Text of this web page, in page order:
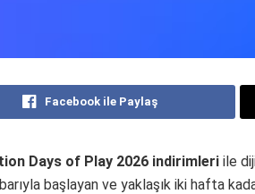
Facebook ile Paylaş
Days of Play 2026 indirimleri ile
başlayan ve yaklaşık iki hafta